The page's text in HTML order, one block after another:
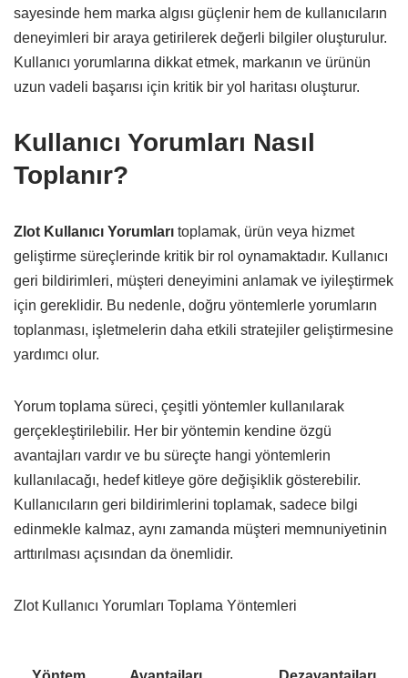
sayesinde hem marka algısı güçlenir hem de kullanıcıların
deneyimleri bir araya getirilerek değerli bilgiler oluşturulur.
Kullanıcı yorumlarına dikkat etmek, markanın ve ürünün
uzun vadeli başarısı için kritik bir yol haritası oluşturur.
Kullanıcı Yorumları Nasıl
Toplanır?
Zlot Kullanıcı Yorumları toplamak, ürün veya hizmet
geliştirme süreçlerinde kritik bir rol oynamaktadır. Kullanıcı
geri bildirimleri, müşteri deneyimini anlamak ve iyileştirmek
için gereklidir. Bu nedenle, doğru yöntemlerle yorumların
toplanması, işletmelerin daha etkili stratejiler geliştirmesine
yardımcı olur.
Yorum toplama süreci, çeşitli yöntemler kullanılarak
gerçekleştirilebilir. Her bir yöntemin kendine özgü
avantajları vardır ve bu süreçte hangi yöntemlerin
kullanılacağı, hedef kitleye göre değişiklik gösterebilir.
Kullanıcıların geri bildirimlerini toplamak, sadece bilgi
edinmekle kalmaz, aynı zamanda müşteri memnuniyetinin
arttırılması açısından da önemlidir.
Zlot Kullanıcı Yorumları Toplama Yöntemleri